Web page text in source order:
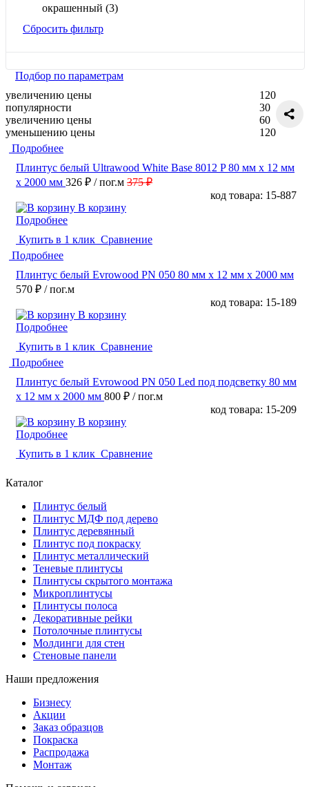
окрашенный (3)
Сбросить фильтр
Подбор по параметрам
увеличению цены
популярности
увеличению цены
уменьшению цены
120
30
60
120
Подробнее
Плинтус белый Ultrawood White Base 8012 P 80 мм х 12 мм
х 2000 мм 326 ₽ / пог.м 375 ₽
код товара: 15-887
В корзину
Подробнее
Купить в 1 клик Сравнение
Подробнее
Плинтус белый Evrowood PN 050 80 мм х 12 мм х 2000 мм
570 ₽ / пог.м
код товара: 15-189
В корзину
Подробнее
Купить в 1 клик Сравнение
Подробнее
Плинтус белый Evrowood PN 050 Led под подсветку 80 мм
х 12 мм х 2000 мм 800 ₽ / пог.м
код товара: 15-209
В корзину
Подробнее
Купить в 1 клик Сравнение
Каталог
Плинтус белый
Плинтус МДФ под дерево
Плинтус деревянный
Плинтус под покраску
Плинтус металлический
Теневые плинтусы
Плинтусы скрытого монтажа
Микроплинтусы
Плинтусы полоса
Декоративные рейки
Потолочные плинтусы
Молдинги для стен
Стеновые панели
Наши предложения
Бизнесу
Акции
Заказ образцов
Покраска
Распродажа
Монтаж